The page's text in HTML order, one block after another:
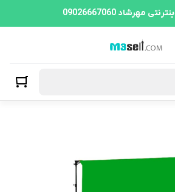
مهرشاد 09026667060